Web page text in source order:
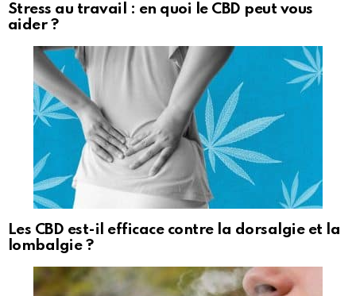
Stress au travail : en quoi le CBD peut vous
aider ?
Les CBD est-il efficace contre la dorsalgie et la
lombalgie ?